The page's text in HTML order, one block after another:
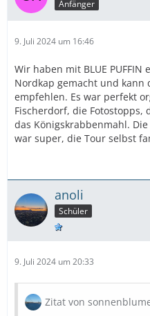
Anfänger
9. Juli 2024 um 16:46
Wir haben mit BLUE
Nordkap gemacht und kann
empfehlen. Es war perfekt
Fischerdorf, die Fotostopps,
das Königskrabbenmahl.
war super, die Tour selbst
anoli
Schüler
9. Juli 2024 um 20:33
Zitat von